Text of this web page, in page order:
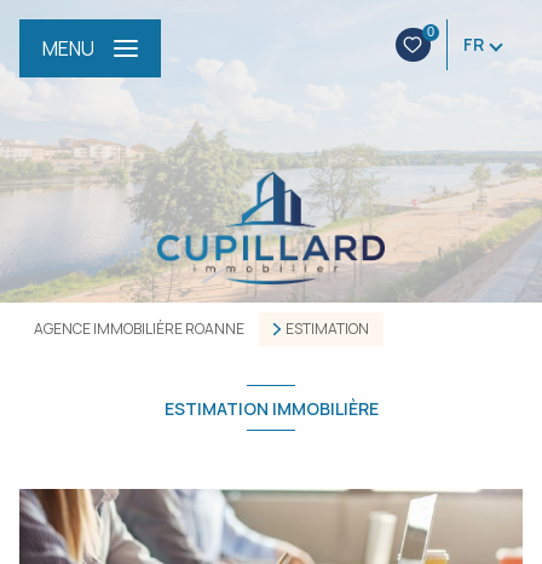
0
FR
MENU
AGENCE IMMOBILIÈRE ROANNE ESTIMATION
ESTIMATION IMMOBILIÈRE